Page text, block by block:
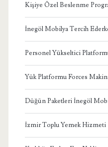
Kişiye Özel Beslenme
İnegöl Mobilya Tercih
Personel Yükseltici
Yük Platformu Forces
Düğün Paketleri İnegöl
İzmir Toplu Yemek Hizmeti